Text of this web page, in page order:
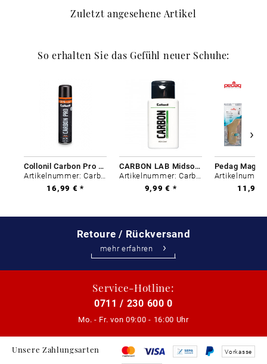
Zuletzt angesehene Artikel
So erhalten Sie das Gefühl neuer Schuhe:
Collonil Carbon Pro 400 ml
16,99 € *
CARBON LAB Midsole Cleaner
9,99 € *
11,99
Retoure / Rückversand
mehr erfahren
Service-Hotline:
0711 / 230 600 0
Mo. - Fr. von 09:00 - 16:00 Uhr
Unsere Zahlungsarten Vorkasse